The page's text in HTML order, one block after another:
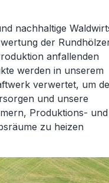
nachhaltige
der
anfallenden
werden in unserem
verwertet, um
und unsere
Produktions-
zu heizen